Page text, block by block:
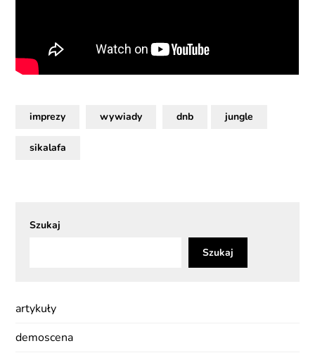
imprezy wywiady dnb jungle
sikalafa
Szukaj
Szukaj
artykuły
demoscena